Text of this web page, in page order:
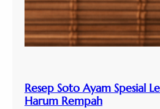
Resep Soto Ayam Spesial
Harum Rempah